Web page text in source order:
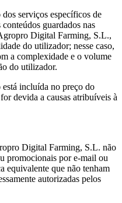
serviços específicos de
guardados nas
Digital Farming, S.L.,
do utilizador; nesse caso,
a complexidade e o volume
do utilizador.
está incluída no preço do
devida a causas atribuíveis à
Digital Farming, S.L. não
promocionais por e-mail ou
equivalente que não tenham
autorizadas pelos